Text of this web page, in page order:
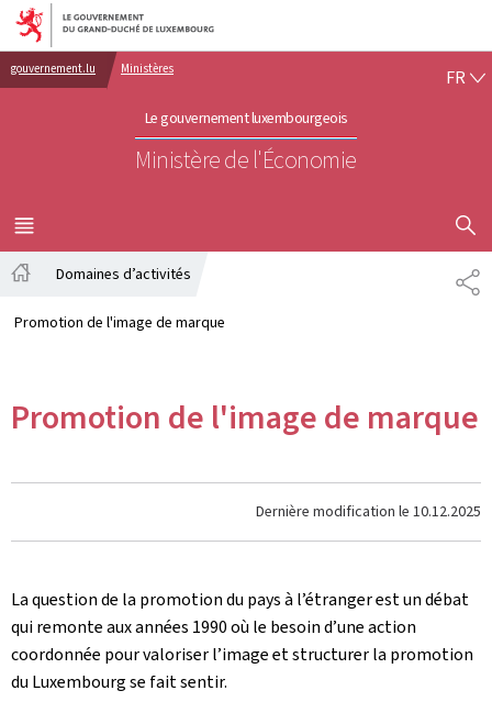
Aller au menu principal
Aller au contenu
gouvernement.lu Ministères
Le gouvernement luxembourgeois
Ministère de l'Économie
FR
MENU
PRINCIPAL
Domaines d’activités
Promotion de l'image de marque
Promotion de l'image de marque
Dernière modification le 10.12.2025
La question de la promotion du pays à l’étranger est un débat
qui remonte aux années 1990 où le besoin d’une action
coordonnée pour valoriser l’image et structurer la promotion
du Luxembourg se fait sentir.